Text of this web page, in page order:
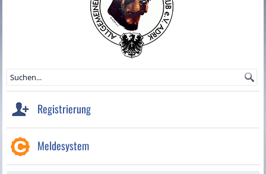
Registrierung
Meldesystem